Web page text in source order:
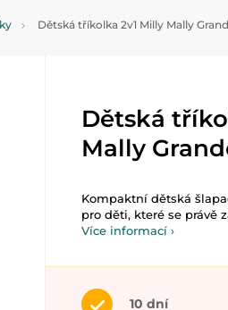
Dětská tříkolka 2v1 Milly Mally
Dětská
Mally
Kompaktní dětská
pro děti, které se právě
Více informací ›
10 dní